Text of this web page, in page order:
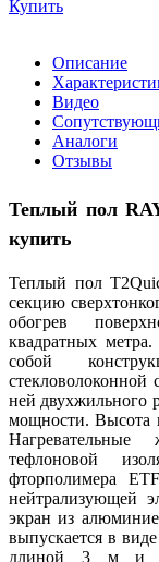
Купить
Описание
Видео
Аналоги
Отзывы
Теплый пол
купить
Теплый пол
секцию
обогрев
квадратных метра.
собой
стекловолоконной
ней двухжильного
мощности. Высота
тефлоновой
фторполимера
нейтрализующей
экран из
выпускается в
длиной 3 м и